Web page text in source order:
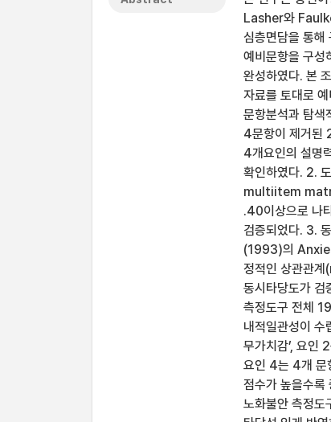
Lasher와
심층면담을 통해
예비문항을 구성
완성하였다. 본
자료를 토대로
문항분석과 탐색
4문항이 제거된
4개요인의 설명
확인하였다. 2.
multiitem
.40이상으로 나
검증되었다. 3.
(1993)의
정적인 상관관
동시타당도가
측정도구 전체
내적일관성이
무가치감’, 요인
요인 4는 4개 문
점수가 높을수록
노화불안 측정도